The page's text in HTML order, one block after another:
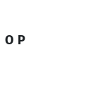
O P